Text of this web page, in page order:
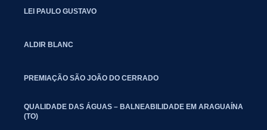
LEI PAULO GUSTAVO
ALDIR BLANC
PREMIAÇÃO SÃO JOÃO DO CERRADO
QUALIDADE DAS ÁGUAS – BALNEABILIDADE EM ARAGUAÍNA
(TO)